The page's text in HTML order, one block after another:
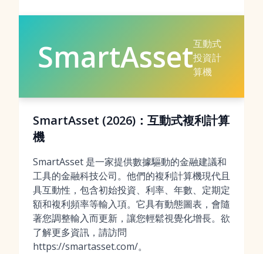
SmartAsset互動式
投資計
算機
SmartAsset (2026)：互動式複利計算
機
SmartAsset 是一家提供數據驅動的金融建議和
工具的金融科技公司。他們的複利計算機現代且
具互動性，包含初始投資、利率、年數、定期定
額和複利頻率等輸入項。它具有動態圖表，會隨
著您調整輸入而更新，讓您輕鬆視覺化增長。欲
了解更多資訊，請訪問
https://smartasset.com/。